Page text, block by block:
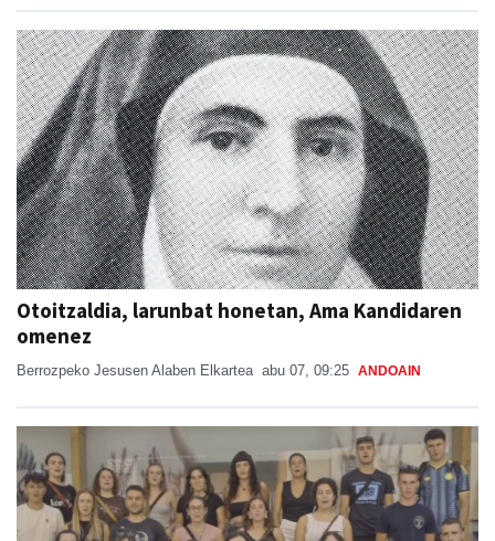
Otoitzaldia, larunbat honetan, Ama Kandidaren
omenez
Berrozpeko Jesusen Alaben Elkartea abu 07, 09:25 ANDOAIN